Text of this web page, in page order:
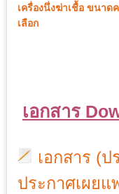
เครื่องนึ่งฆ่าเชื้อ ขนาด
เลือก
เอกสาร
เอกสาร (
ประกาศเผย